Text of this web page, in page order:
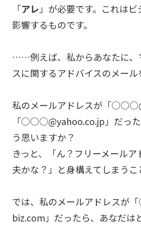
「アレ」が必要です。これは
影響するものです。
……例えば、私からあなたに、
スに関するアドバイスのメール
私のメールアドレスが「
「○○○@yahoo.co.jp」だっ
う思いますか？
きっと、「ん？フリーメール
夫かな？」と身構えてしまうこ
では、私のメールアドレス
biz.com」だったら、あなだは